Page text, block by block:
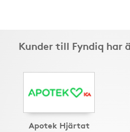
Kunder till Fyndiq har
Apotek Hjärtat